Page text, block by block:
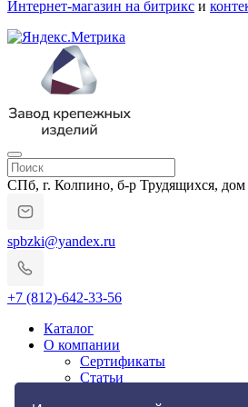
Интернет-магазин на битрикс и
СПб, г. Колпино, б-р Трудящихся,
spbzki@yandex.ru
+7 (812)-642-33-56
Каталог
О компании
Сертификаты
Статьи